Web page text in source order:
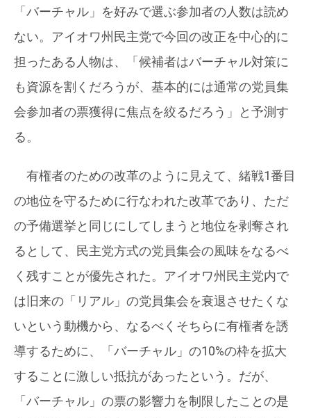
「バーチャル」を好みで選ぶ参加者の人数は読め
ない。アイオワ州民主党で今回の改正を中心的に
担ったある人物は、「候補者はバーチャル対策に
も資源を割くだろうが、基本的には通常の党員集
会参加者の票獲得に焦点を絞るだろう」と予測す
る。
有権者のための改革のように見えて、緒戦1番目
の地位を守るために行なわれた改革であり、ただ
の予備選挙と同じにしてしまうと地位を剥奪され
るとして、民主党方式の党員集会の風味をなるべ
く残すことが優先された。アイオワ州民主党内で
は旧来の「リアル」の党員集会を衰退させたくな
いという動機から、なるべくそちらに有権者を誘
導するために、「バーチャル」の10%の枠を拡大
することに激しい抵抗があったという。だが、
「バーチャル」の票の影響力を制限したことの是